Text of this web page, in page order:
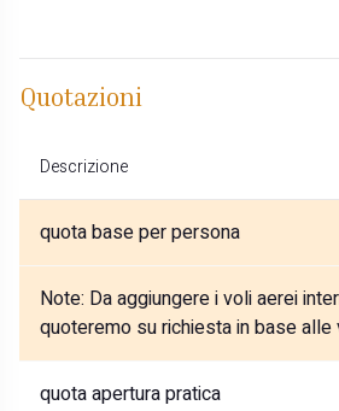
Quotazioni
Descrizione
quota base per persona
Note: Da aggiungere i voli aerei
quoteremo su richiesta in base
quota apertura pratica